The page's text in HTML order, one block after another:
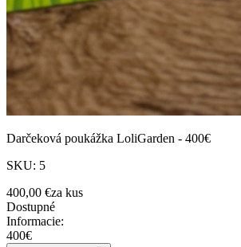
Darčeková poukážka LoliGarden - 400€
SKU: 5
400,00 €za kus
Dostupné
Informacie:
400€